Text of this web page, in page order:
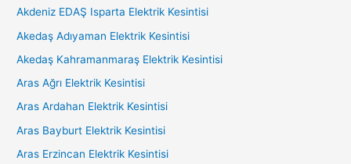
Akdeniz EDAŞ Isparta Elektrik Kesintisi
Akedaş Adıyaman Elektrik Kesintisi
Akedaş Kahramanmaraş Elektrik Kesintisi
Aras Ağrı Elektrik Kesintisi
Aras Ardahan Elektrik Kesintisi
Aras Bayburt Elektrik Kesintisi
Aras Erzincan Elektrik Kesintisi